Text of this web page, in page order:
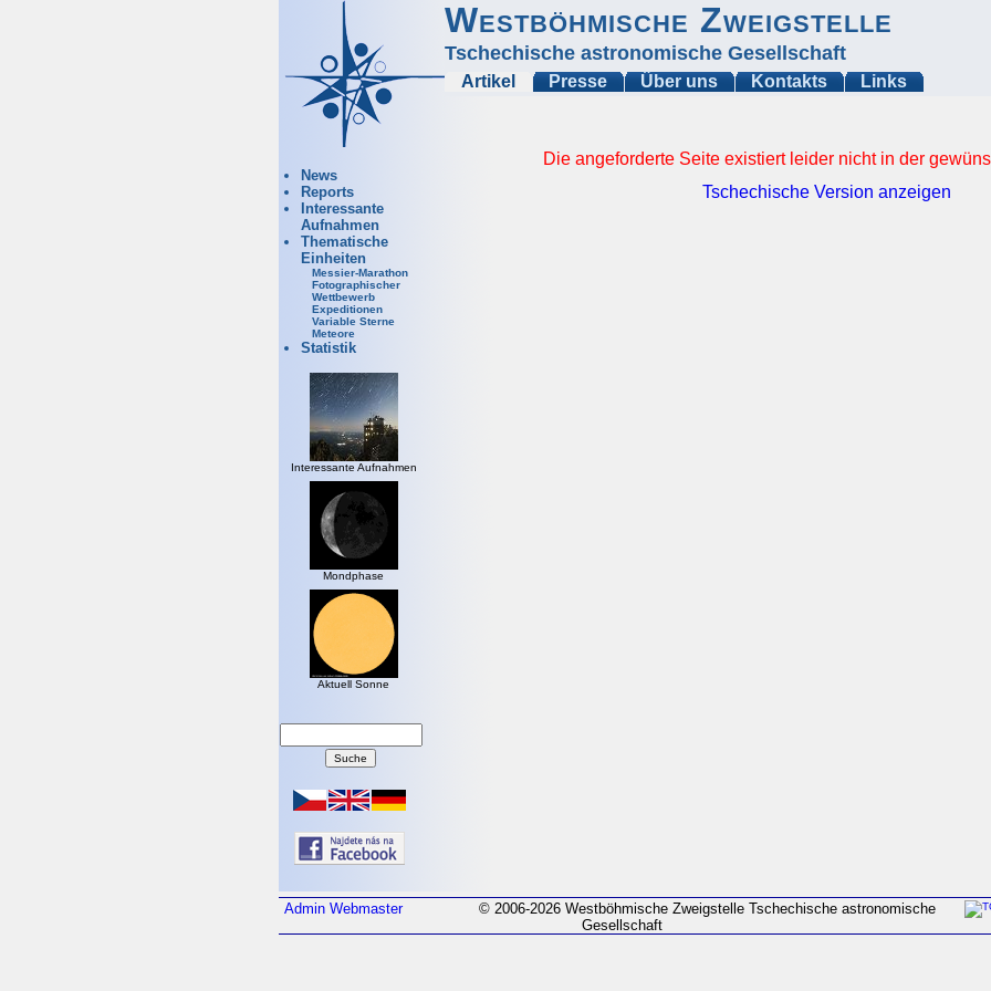
Westböhmische Zweigstelle
Tschechische astronomische Gesellschaft
Artikel Presse Über uns Kontakts Links
News
Reports
Interessante
Aufnahmen
Thematische
Einheiten
Messier-Marathon
Fotographischer
Wettbewerb
Expeditionen
Variable Sterne
Meteore
Statistik
Interessante Aufnahmen
Mondphase
Aktuell Sonne
Die angeforderte Seite existiert leider nicht in der
Tschechische Version anzeigen
Admin Webmaster
© 2006-2026 Westböhmische Zweigstelle Tschechische astronomische
Gesellschaft